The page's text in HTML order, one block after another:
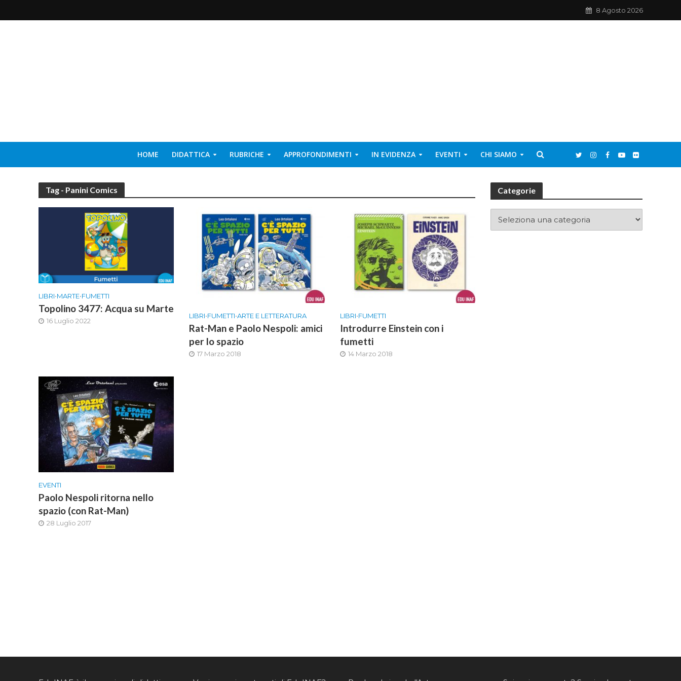
8 Agosto 2026
HOME DIDATTICA RUBRICHE APPROFONDIMENTI IN EVIDENZA EVENTI CHI SIAMO
Tag - Panini Comics
LIBRI•MARTE•FUMETTI
Topolino 3477: Acqua su Marte
16 Luglio 2022
LIBRI•FUMETTI•ARTE E LETTERATURA
Rat-Man e Paolo Nespoli: amici
per lo spazio
17 Marzo 2018
LIBRI•FUMETTI
Introdurre Einstein con i
fumetti
14 Marzo 2018
EVENTI
Paolo Nespoli ritorna nello
spazio (con Rat-Man)
28 Luglio 2017
Categorie